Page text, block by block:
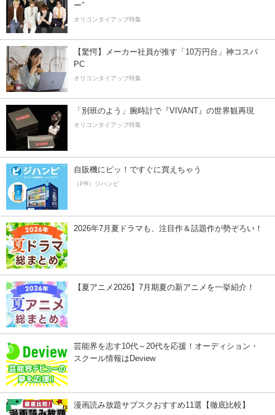
ー”
オリコンタイアップ特集
【驚愕】メーカー社員が推す「10万円台」神コスパ
PC
オリコンタイアップ特集
「別班のよう」腕時計で『VIVANT』の世界観再現
オリコンタイアップ特集
自販機にピッ！ですぐに買えちゃう
（PR）ジハンピ
2026年7月夏ドラマも、注目作＆話題作が勢ぞろい！
【夏アニメ2026】7月期夏の新アニメを一挙紹介！
芸能界を志す10代～20代を応援！オーディション・
スクール情報はDeview
漫画読み放題サブスクおすすめ11選【徹底比較】